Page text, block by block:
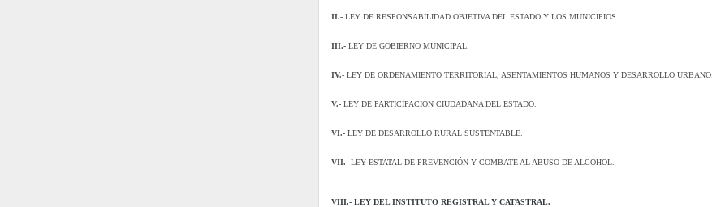
II.- LEY DE RESPONSABILIDAD OBJETIVA DEL ESTADO Y LOS MUNICIPIOS.
III.- LEY DE GOBIERNO MUNICIPAL.
IV.- LEY DE ORDENAMIENTO TERRITORIAL, ASENTAMIENTOS HUMANOS Y DESARROLLO URBANO.
V.- LEY DE PARTICIPACIÓN CIUDADANA DEL ESTADO.
VI.- LEY DE DESARROLLO RURAL SUSTENTABLE.
VII.- LEY ESTATAL DE PREVENCIÓN Y COMBATE AL ABUSO DE ALCOHOL.
VIII.- LEY DEL INSTITUTO REGISTRAL Y CATASTRAL.